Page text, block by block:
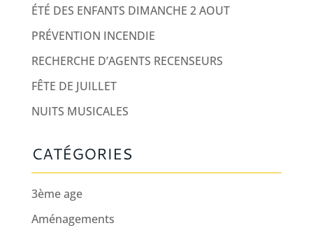
ÉTÉ DES ENFANTS DIMANCHE 2 AOUT
PRÉVENTION INCENDIE
RECHERCHE D’AGENTS RECENSEURS
FÊTE DE JUILLET
NUITS MUSICALES
CATÉGORIES
3ème age
Aménagements